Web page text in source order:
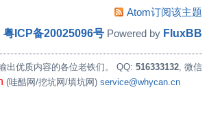
Atom订阅该主题
粤ICP备20025096号 Powered by FluxBB
出优质内容的各位老铁们。 QQ: 516333132, 微信
(哇酷网/挖坑网/填坑网) service@whycan.cn